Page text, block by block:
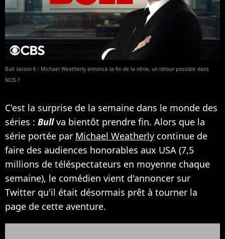
Bull saison 6 : Michael Weatherly annonce la fin de la série, un retour possible dans
NCIS ?
C'est la surprise de la semaine dans le monde des
séries : Bullva bientôt prendre fin. Alors que la
série portée par Michael Weatherly continue de
faire des audiences honorables aux USA (7,5
millions de téléspectateurs en moyenne chaque
semaine), le comédien vient d'annoncer sur
Twitter qu'il était désormais prêt à tourner la
page de cette aventure.